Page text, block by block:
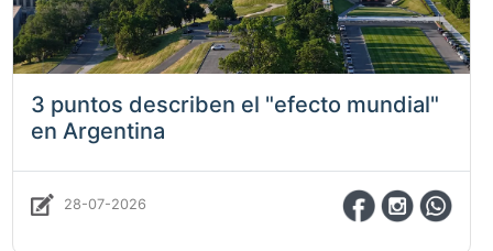
3 puntos describen el "efecto mundial"
en Argentina
28-07-2026